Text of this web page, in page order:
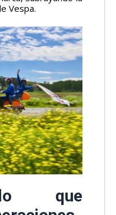
Vespa.
que